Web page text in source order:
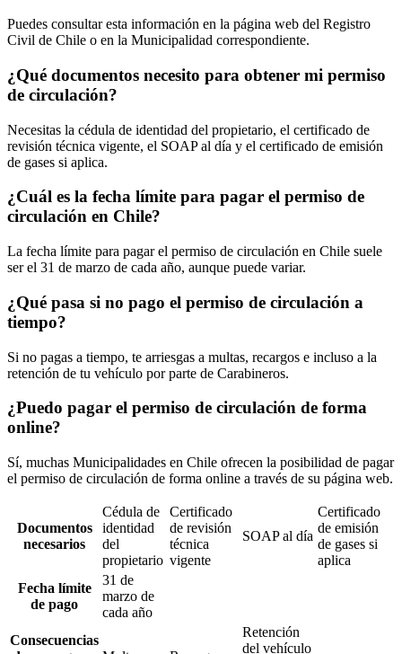
Puedes consultar esta información en la página web del Registro
Civil de Chile o en la Municipalidad correspondiente.
¿Qué documentos necesito para obtener mi permiso
de circulación?
Necesitas la cédula de identidad del propietario, el certificado de
revisión técnica vigente, el SOAP al día y el certificado de emisión
de gases si aplica.
¿Cuál es la fecha límite para pagar el permiso de
circulación en Chile?
La fecha límite para pagar el permiso de circulación en Chile suele
ser el 31 de marzo de cada año, aunque puede variar.
¿Qué pasa si no pago el permiso de circulación a
tiempo?
Si no pagas a tiempo, te arriesgas a multas, recargos e incluso a la
retención de tu vehículo por parte de Carabineros.
¿Puedo pagar el permiso de circulación de forma
online?
Sí, muchas Municipalidades en Chile ofrecen la posibilidad de pagar
el permiso de circulación de forma online a través de su página web.
Documentos
necesarios
Cédula de
identidad
del
propietario
Certificado
de revisión
técnica
vigente
SOAP al día
Certificado
de emisión
de gases si
aplica
Fecha límite
de pago
31 de
marzo de
cada año
Consecuencias
Retención
del vehículo